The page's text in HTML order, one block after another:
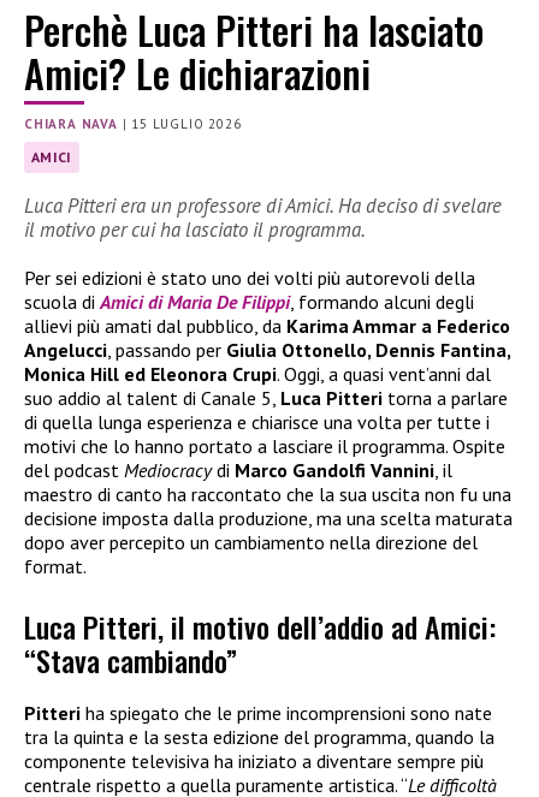
Perchè Luca Pitteri ha lasciato
Amici? Le dichiarazioni
CHIARA NAVA | 15 LUGLIO 2026
AMICI
Luca Pitteri era un professore di Amici. Ha deciso di svelare
il motivo per cui ha lasciato il programma.
Per sei edizioni è stato uno dei volti più autorevoli della
scuola di Amici di Maria De Filippi, formando alcuni degli
allievi più amati dal pubblico, da Karima Ammar a Federico
Angelucci , passando per Giulia Ottonello, Dennis Fantina,
Monica Hill ed Eleonora Crupi. Oggi, a quasi vent’anni dal
suo addio al talent di Canale 5, Luca Pitteri torna a parlare
di quella lunga esperienza e chiarisce una volta per tutte i
motivi che lo hanno portato a lasciare il programma. Ospite
del podcast Mediocracydi Marco Gandolfi Vannini , il
maestro di canto ha raccontato che la sua uscita non fu una
decisione imposta dalla produzione, ma una scelta maturata
dopo aver percepito un cambiamento nella direzione del
format.
Luca Pitteri, il motivo dell’addio ad Amici:
“Stava cambiando”
Pitteri ha spiegato che le prime incomprensioni sono nate
tra la quinta e la sesta edizione del programma, quando la
componente televisiva ha iniziato a diventare sempre più
centrale rispetto a quella puramente artistica. “Le difficoltà